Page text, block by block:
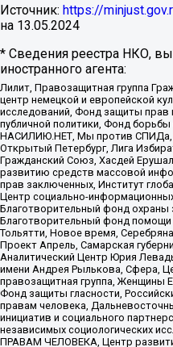
Источник: https://
на 13.05.2024
* Сведения реестра НКО,
иностранного агента:
Лилит, Правозащитная группа
центр немецкой и европейской
исследований, Фонд защиты прав
публичной политики, Фонд
НАСИЛИЮ.НЕТ, Мы против СПИДа,
Открытый Петербург, Лига
Гражданский Союз, Хасдей
развитию средств массовой
прав заключенных, Институт
Центр социально-
Благотворительный фонд
Благотворительный фонд
Тольятти, Новое время,
Проект Апрель, Самарская
Аналитический Центр Юрия
имени Андрея Рылькова, Сфера,
правозащитная группа, Женщины
Фонд защиты гласности,
правам человека,
инициатив и социального
независимых социологических
ПРАВАМ ЧЕЛОВЕКА, Центр